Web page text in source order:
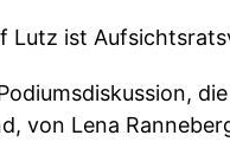
Lutz ist
von Lena